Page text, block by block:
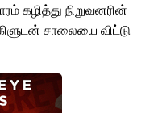
கழித்து நிறுவனரின்
சாலையை விட்டு